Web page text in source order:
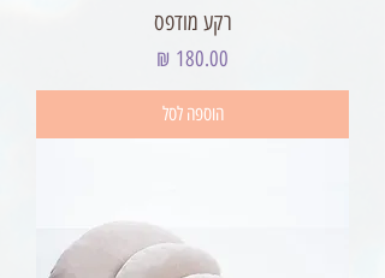
רקע מודפס
מחיר
הוספה לסל